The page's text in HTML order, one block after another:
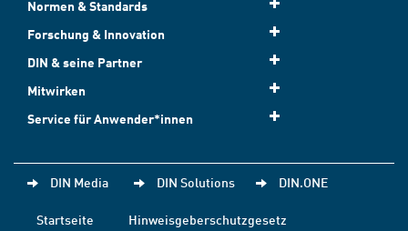
Normen & Standards
Forschung & Innovation
DIN & seine Partner
Mitwirken
Service für Anwender*innen
DIN Media DIN Solutions DIN.ONE
Startseite
Hinweisgeberschutzgesetz